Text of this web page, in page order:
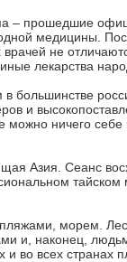
– прошедшие
медицины.
не
лекарства
большинстве
и
ничего
Азия. Сеанс
тайском
морем.
и, наконец,
во всех странах